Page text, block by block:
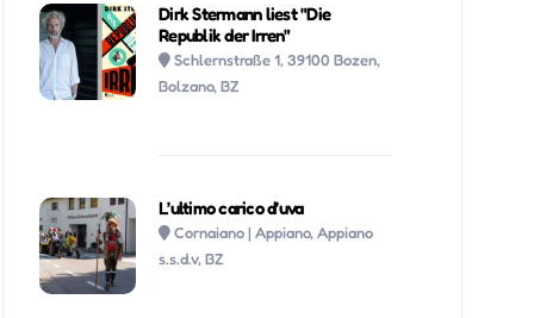
Lun 31 Agosto, 2026
Mar 01 Settembre, 2026
Gio 03 Settembre, 2026
Ven 04 Settembre, 2026
Dirk Stermann liest "Die
Republik der Irren"
Schlernstraße 1, 39100 Bozen,
Bolzano, BZ
L’ultimo carico d’uva
Cornaiano | Appiano, Appiano
s.s.d.v, BZ